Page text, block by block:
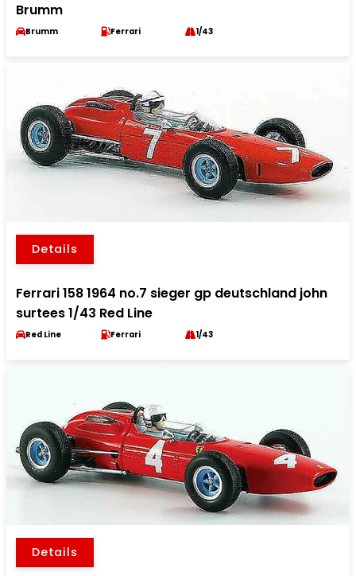
Brumm
Brumm Ferrari 1/43
Details
Ferrari 158 1964 no.7 sieger gp deutschland john
surtees 1/43 Red Line
Red Line Ferrari 1/43
Details